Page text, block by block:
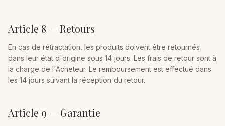
Article 8 — Retours
En cas de rétractation, les produits doivent être retournés
dans leur état d'origine sous 14 jours. Les frais de retour sont à
la charge de l'Acheteur. Le remboursement est effectué dans
les 14 jours suivant la réception du retour.
Article 9 — Garantie